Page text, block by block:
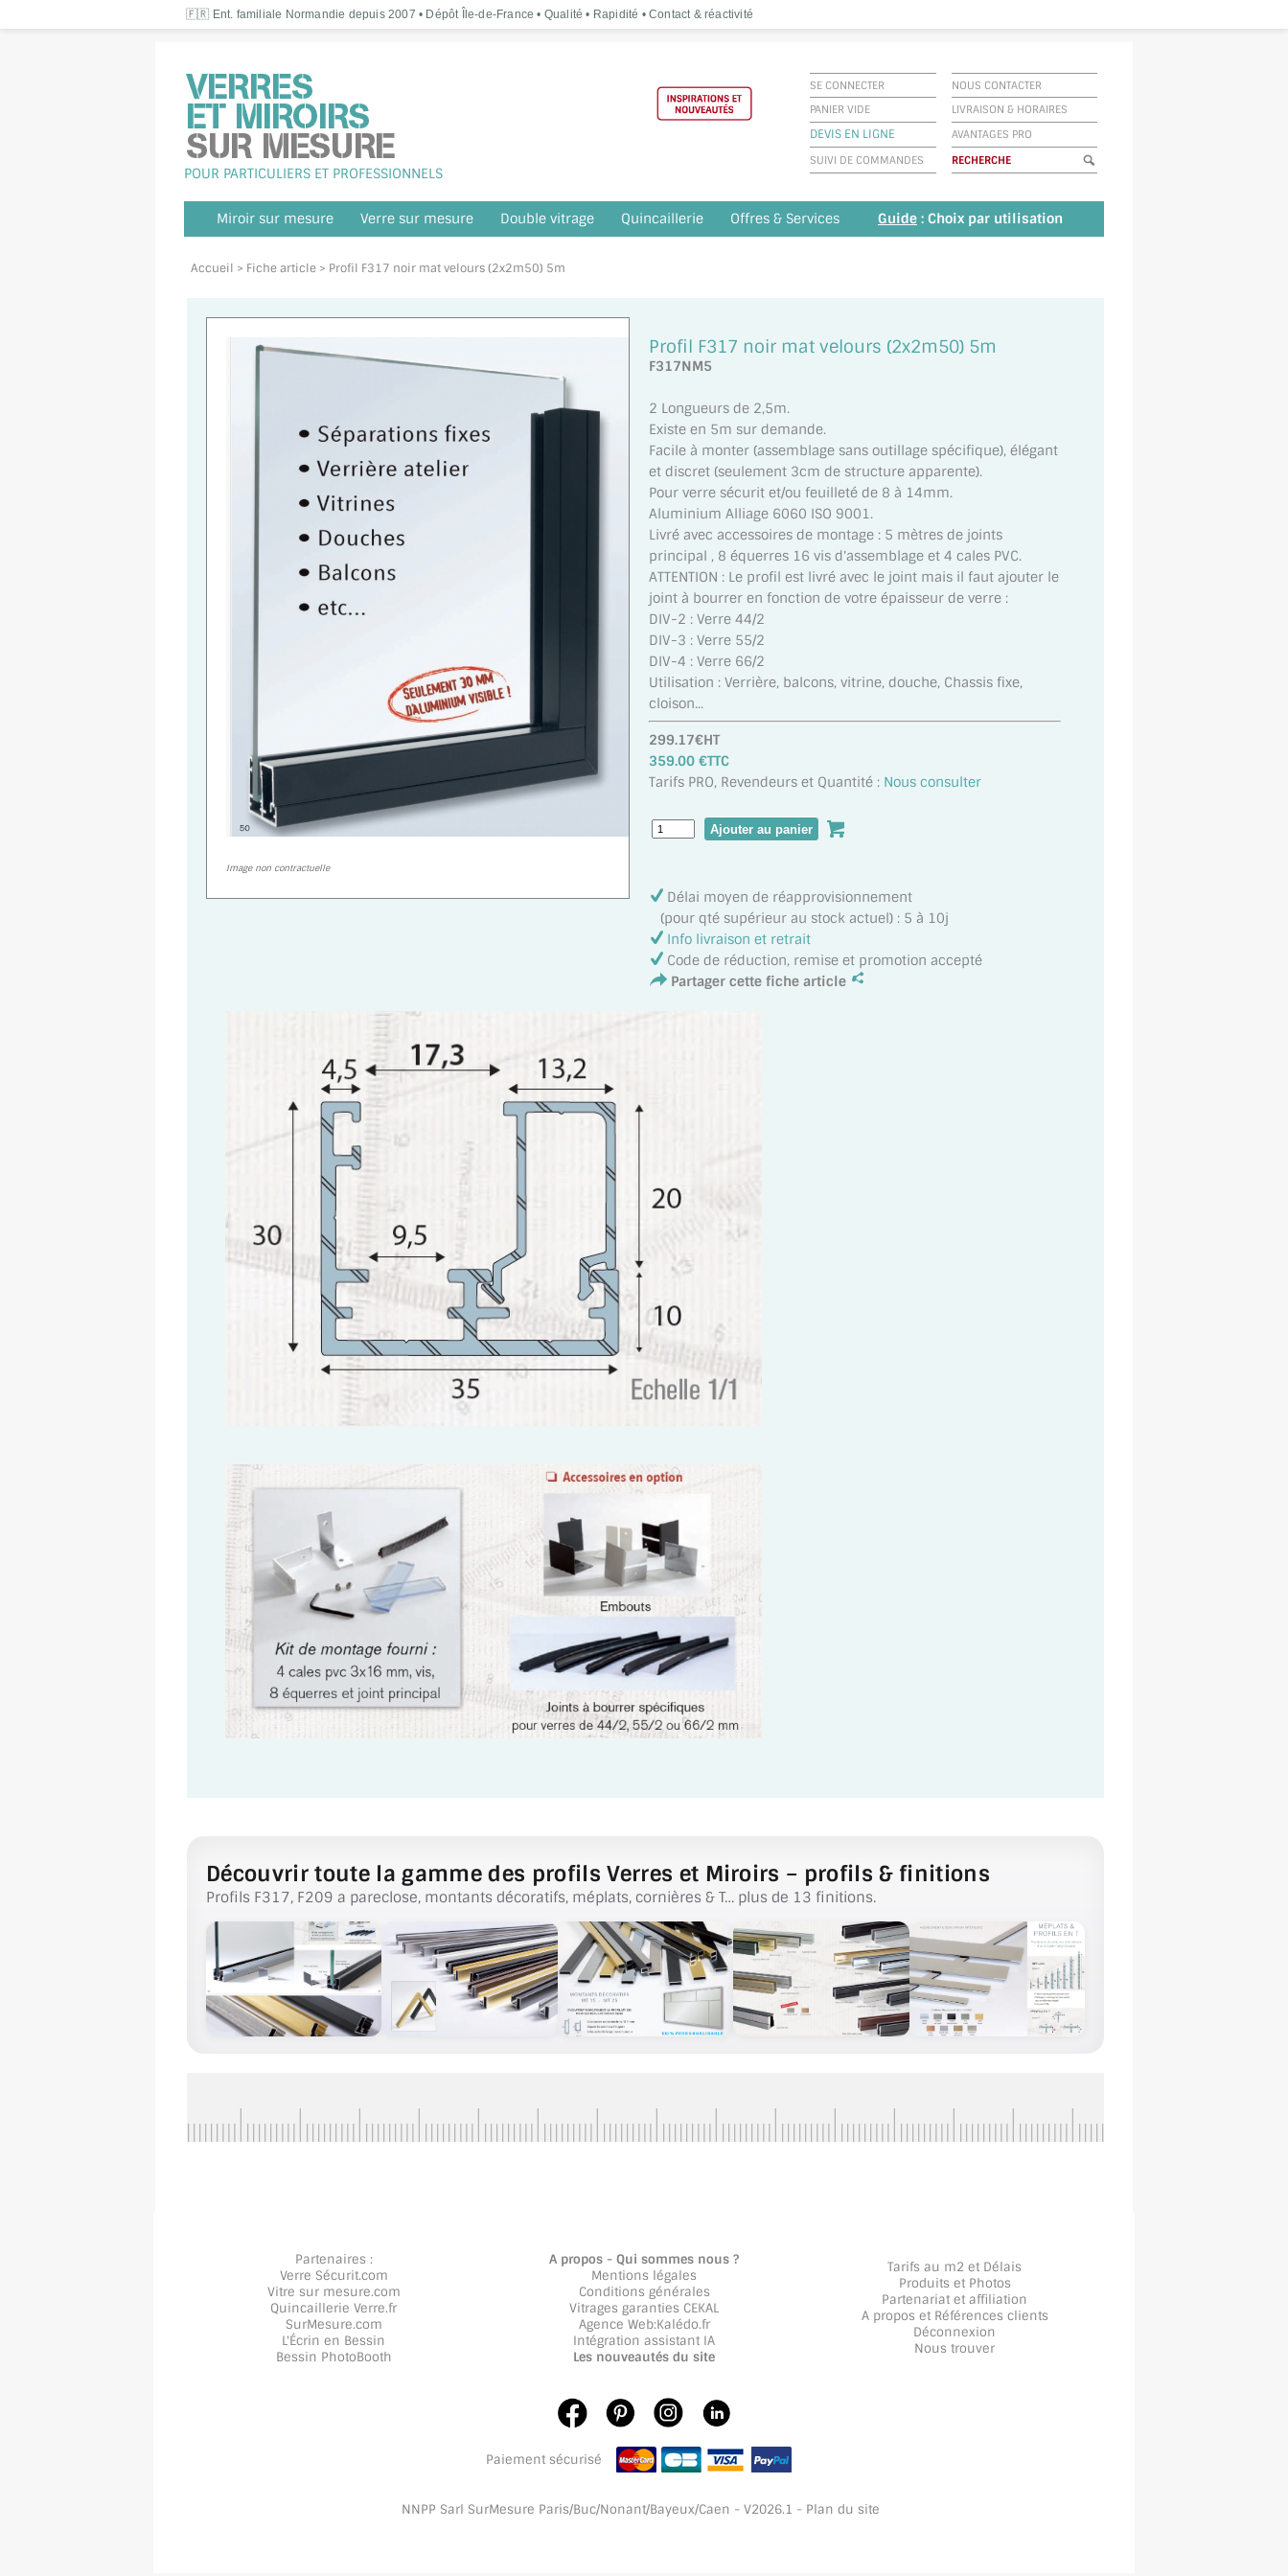
🇫🇷 Ent. familiale Normandie depuis 2007 • Dépôt Île-de-France • Qualité • Rapidité • Contact & réactivité
POUR PARTICULIERS ET PROFESSIONNELS
SE CONNECTER
NOUS CONTACTER
PANIER VIDE
LIVRAISON & HORAIRES
DEVIS EN LIGNE
AVANTAGES PRO
SUIVI DE COMMANDES
Miroir sur mesure Verre sur mesure Double vitrage Quincaillerie Offres & Services Guide : Choix par utilisation
Accueil > Fiche article > Profil F317 noir mat velours (2x2m50) 5m
Image non contractuelle
Profil F317 noir mat velours (2x2m50) 5m
F317NM5
2 Longueurs de 2,5m.
Existe en 5m sur demande.
Facile à monter (assemblage sans outillage spécifique), élégant
et discret (seulement 3cm de structure apparente).
Pour verre sécurit et/ou feuilleté de 8 à 14mm.
Aluminium Alliage 6060 ISO 9001.
Livré avec accessoires de montage : 5 mètres de joints
principal , 8 équerres 16 vis d'assemblage et 4 cales PVC.
ATTENTION : Le profil est livré avec le joint mais il faut ajouter le
joint à bourrer en fonction de votre épaisseur de verre :
DIV-2 : Verre 44/2
DIV-3 : Verre 55/2
DIV-4 : Verre 66/2
Utilisation : Verrière, balcons, vitrine, douche, Chassis fixe,
cloison...
299.17€HT
359.00 €TTC
Tarifs PRO, Revendeurs et Quantité : Nous consulter
Délai moyen de réapprovisionnement
(pour qté supérieur au stock actuel) : 5 à 10j
Info livraison et retrait
Code de réduction, remise et promotion accepté
Partager cette fiche article
Découvrir toute la gamme des profils Verres et Miroirs – profils & finitions
Profils F317, F209 a pareclose, montants décoratifs, méplats, cornières & T… plus de 13 finitions.
Partenaires :
Verre Sécurit.com
Vitre sur mesure.com
Quincaillerie Verre.fr
SurMesure.com
L'Écrin en Bessin
Bessin PhotoBooth
A propos - Qui sommes nous ?
Mentions légales
Conditions générales
Vitrages garanties CEKAL
Agence Web:Kalédo.fr
Intégration assistant IA
Les nouveautés du site
Tarifs au m2 et Délais
Produits et Photos
Partenariat et affiliation
A propos et Références clients
Déconnexion
Nous trouver
Paiement sécurisé
NNPP Sarl SurMesure Paris/Buc/Nonant/Bayeux/Caen - V2026.1 - Plan du site